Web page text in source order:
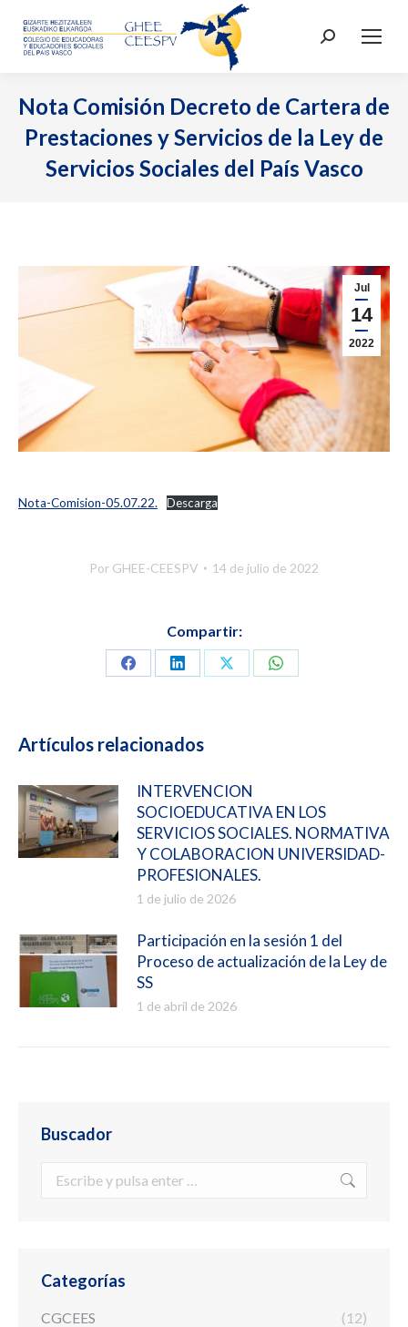
Buscar:
Nota Comisión Decreto de Cartera de
Prestaciones y Servicios de la Ley de
Servicios Sociales del País Vasco
Jul
14
2022
Nota-Comision-05.07.22. Descarga
Por GHEE-CEESPV 14 de julio de 2022
Compartir:
CompartirCompartirCompartirCompartir
Artículos relacionados
INTERVENCION
SOCIOEDUCATIVA EN LOS
SERVICIOS SOCIALES. NORMATIVA
Y COLABORACION UNIVERSIDAD-
PROFESIONALES.
1 de julio de 2026
Participación en la sesión 1 del
Proceso de actualización de la Ley de
SS
1 de abril de 2026
Buscador
Categorías
CGCEES
(12)